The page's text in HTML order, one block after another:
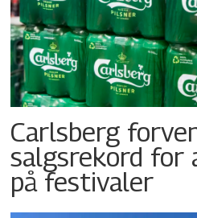
Carlsberg
salgsrekord for
på festivaler